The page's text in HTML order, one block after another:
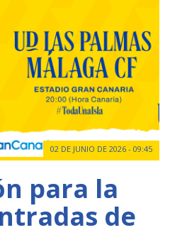
02 DE JUNIO DE 2026 - 09:45
para la
de